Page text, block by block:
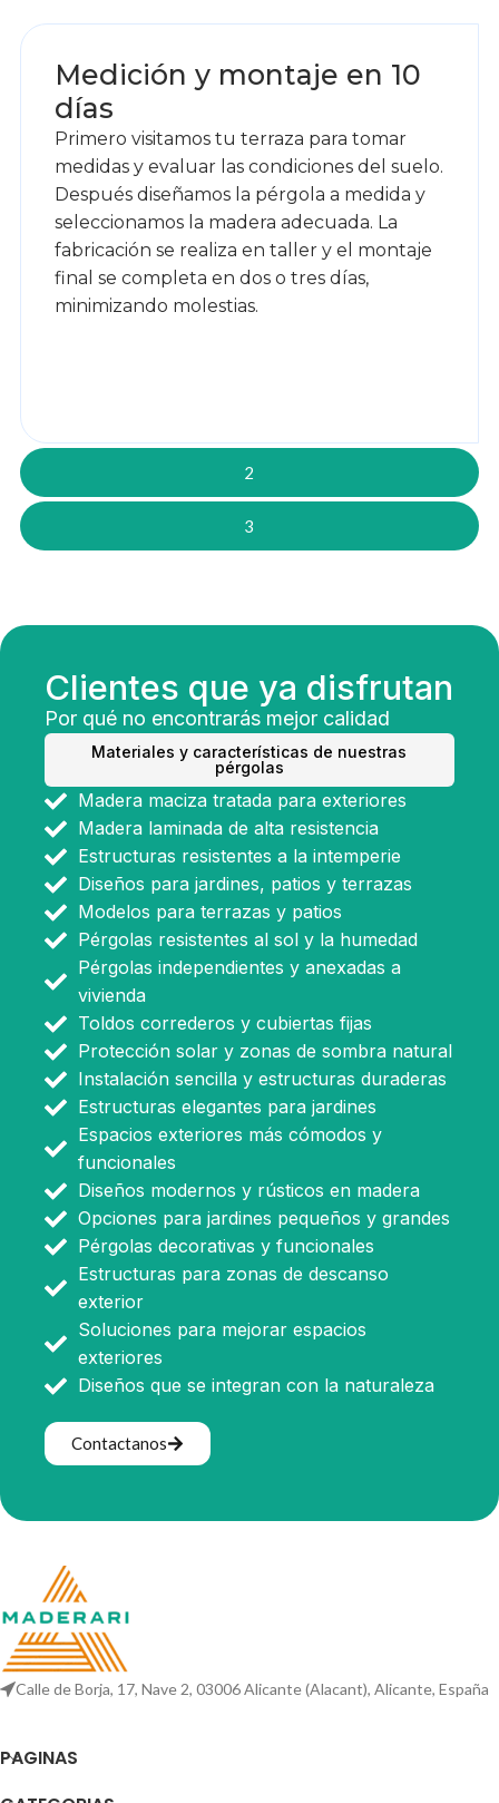
2
3
Medición y montaje en 10
días
Primero visitamos tu terraza para tomar
medidas y evaluar las condiciones del suelo.
Después diseñamos la pérgola a medida y
seleccionamos la madera adecuada. La
fabricación se realiza en taller y el montaje
final se completa en dos o tres días,
minimizando molestias.
Clientes que ya disfrutan
Por qué no encontrarás mejor calidad
Materiales y características de nuestras
pérgolas
Madera maciza tratada para exteriores
Madera laminada de alta resistencia
Estructuras resistentes a la intemperie
Diseños para jardines, patios y terrazas
Modelos para terrazas y patios
Pérgolas resistentes al sol y la humedad
Pérgolas independientes y anexadas a
vivienda
Toldos correderos y cubiertas fijas
Protección solar y zonas de sombra natural
Instalación sencilla y estructuras duraderas
Estructuras elegantes para jardines
Espacios exteriores más cómodos y
funcionales
Diseños modernos y rústicos en madera
Opciones para jardines pequeños y grandes
Pérgolas decorativas y funcionales
Estructuras para zonas de descanso
exterior
Soluciones para mejorar espacios
exteriores
Diseños que se integran con la naturaleza
Contactanos
Calle de Borja, 17, Nave 2, 03006 Alicante (Alacant), Alicante, España
PAGINAS